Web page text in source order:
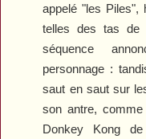
appelé "les Piles",
telles des tas de
séquence
personnage :
saut en saut sur
son antre,
Donkey Kong de